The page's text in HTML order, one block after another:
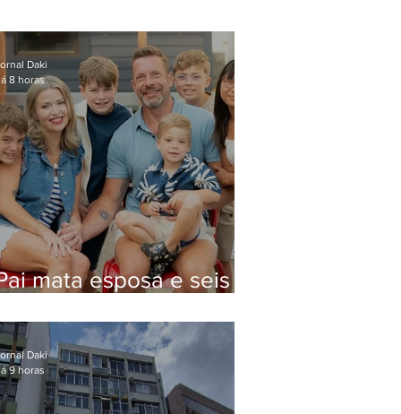
mata esposa e seis
Daki
8 horas
Daki
9 horas